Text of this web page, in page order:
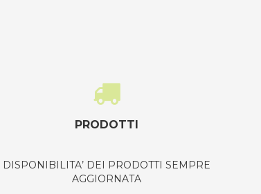
PRODOTTI
DISPONIBILITA’ DEI PRODOTTI SEMPRE
AGGIORNATA